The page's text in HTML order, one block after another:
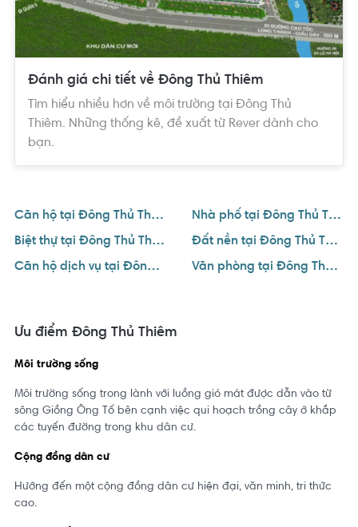
Đánh giá chi tiết về Đông Thủ Thiêm
Tìm hiểu nhiều hơn về môi trường tại Đông Thủ
Thiêm. Những thống kê, đề xuất từ Rever dành cho
bạn.
Căn hộ tại Đông Thủ Thiêm
Nhà phố tại Đông Thủ Thiêm
Biệt thự tại Đông Thủ Thiêm
Đất nền tại Đông Thủ Thiêm
Căn hộ dịch vụ tại Đông Thủ Thiêm
Văn phòng tại Đông Thủ Thiêm
Ưu điểm Đông Thủ Thiêm
Môi trường sống
Môi trường sống trong lành với luồng gió mát được dẫn vào từ
sông Giồng Ông Tố bên cạnh việc qui hoạch trồng cây ở khắp
các tuyến đường trong khu dân cư.
Cộng đồng dân cư
Hướng đến một cộng đồng dân cư hiện đại, văn minh, tri thức
cao.